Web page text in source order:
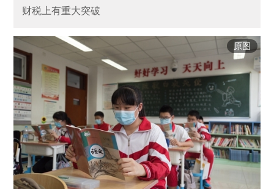
财税上有重大突破
原图